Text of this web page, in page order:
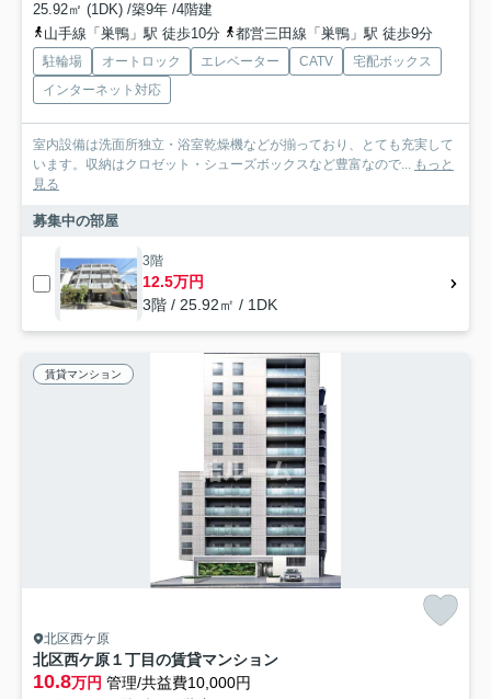
25.92㎡ (1DK) /築9年 /4階建
山手線「巣鴨」駅 徒歩10分
都営三田線「巣鴨」駅 徒歩9分
駐輪場 オートロック エレベーター CATV
宅配ボックス
インターネット対応
室内設備は洗面所独立・浴室乾燥機などが揃っており、とても充実して
います。収納はクロゼット・シューズボックスなど豊富なので... もっと
見る
募集中の部屋
3階
12.5万円
3階 / 25.92㎡ / 1DK
賃貸マンション
北区西ケ原
北区西ケ原１丁目の賃貸マンション
10.8万円 管理/共益費10,000円